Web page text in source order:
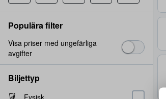
Populära filter
Visa priser med ungefärliga
avgifter
Biljettyp
Fysisk